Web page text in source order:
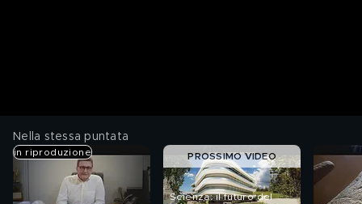
Nella stessa puntata
in riproduzione
Scienza: il futuro del
PROSSIMO VIDEO